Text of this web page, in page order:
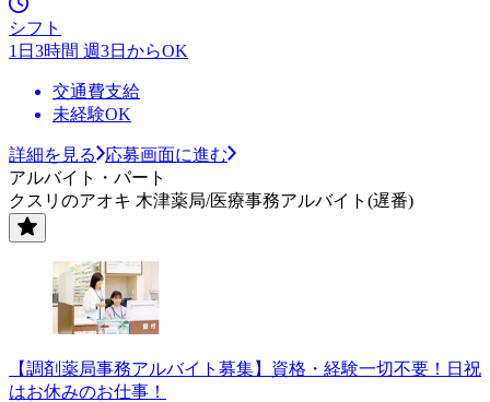
シフト
1日3時間 週3日からOK
交通費支給
未経験OK
詳細を見る
応募画面に進む
アルバイト・パート
クスリのアオキ 木津薬局/医療事務アルバイト(遅番)
【調剤薬局事務アルバイト募集】資格・経験一切不要！日祝
はお休みのお仕事！